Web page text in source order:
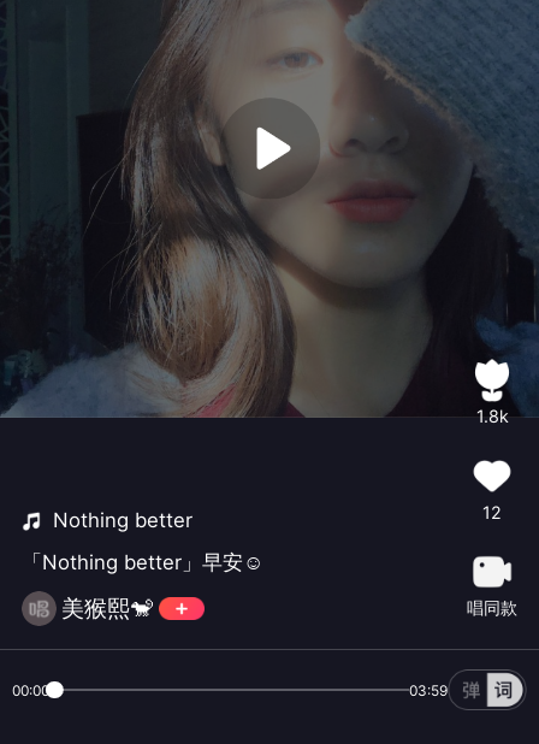
Nothing better
「Nothing better」早安☺
美猴熙🐒
1.8k
12
唱同款
00:00 03:59